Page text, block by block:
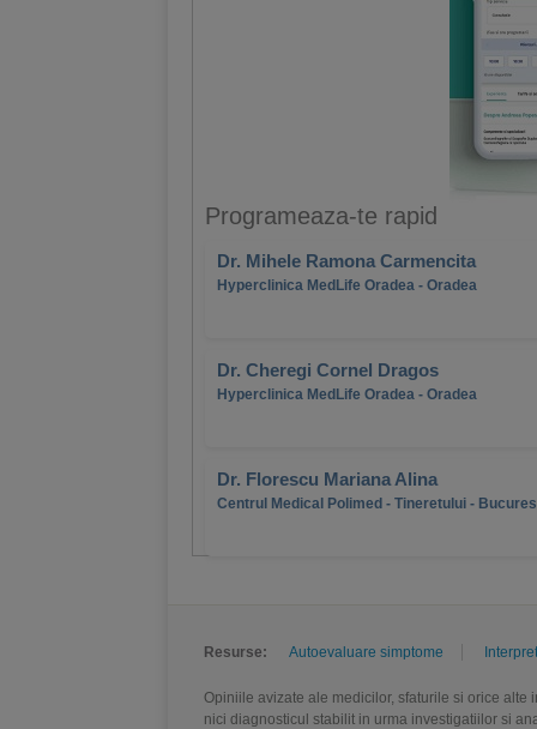
Programeaza-te rapid
Dr. Mihele Ramona Carmencita
Hyperclinica MedLife Oradea - Oradea
Dr. Cheregi Cornel Dragos
Hyperclinica MedLife Oradea - Oradea
Dr. Florescu Mariana Alina
Centrul Medical Polimed - Tineretului -
Resurse: Autoevaluare simptome
Opiniile avizate ale medicilor, sfaturile si orice
nici diagnosticul stabilit in urma investigatiilor si